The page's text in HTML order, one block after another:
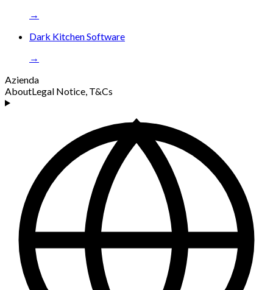
→
Dark Kitchen Software
→
Azienda
AboutLegal Notice, T&Cs